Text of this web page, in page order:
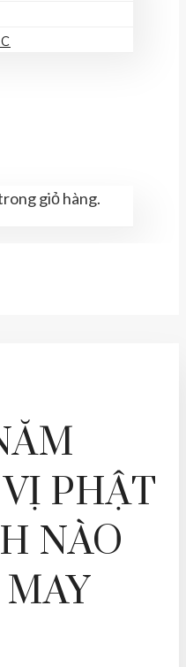
giỏ hàng.
PHẬT
NÀO